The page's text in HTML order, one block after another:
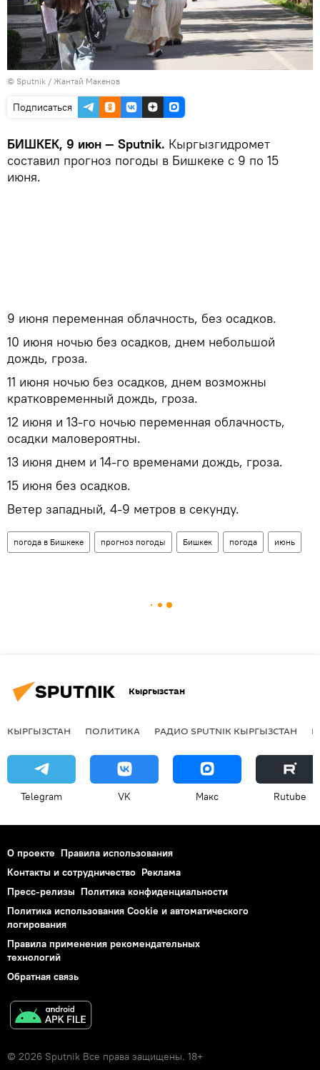
© Sputnik / Жантай Макенов
Подписаться
БИШКЕК, 9 июн — Sputnik. Кыргызгидромет
составил прогноз погоды в Бишкеке с 9 по 15
июня.
9 июня переменная облачность, без осадков.
10 июня ночью без осадков, днем небольшой
дождь, гроза.
11 июня ночью без осадков, днем возможны
кратковременный дождь, гроза.
12 июня и 13-го ночью переменная облачность,
осадки маловероятны.
13 июня днем и 14-го временами дождь, гроза.
15 июня без осадков.
Ветер западный, 4-9 метров в секунду.
погода в Бишкеке прогноз погоды Бишкек погода июнь
Кыргызстан
КЫРГЫЗСТАН ПОЛИТИКА РАДИО SPUTNIK КЫРГЫЗСТАН
Telegram VK Макс Rutube
О проекте Правила использования
Контакты и сотрудничество Реклама
Пресс-релизы Политика конфиденциальности
Политика использования Cookie и автоматического
логирования
Правила применения рекомендательных
технологий
Обратная связь
© 2026 Sputnik Все права защищены. 18+